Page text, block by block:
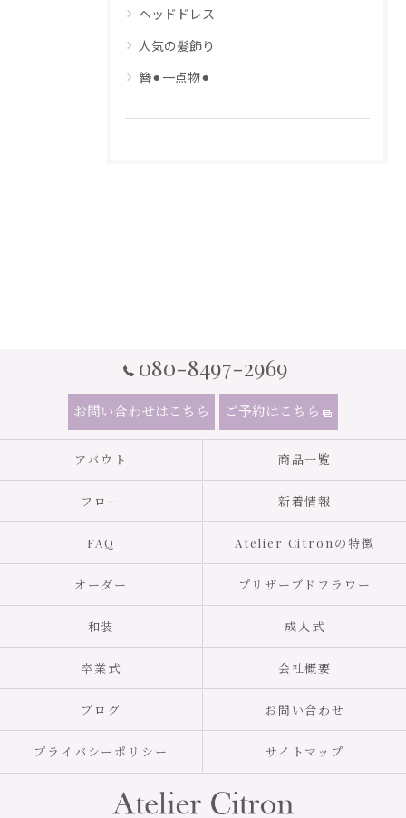
ヘッドドレス
人気の髪飾り
簪⚫︎一点物⚫︎
080-8497-2969
お問い合わせはこちら ご予約はこちら
アバウト 商品一覧
フロー 新着情報
FAQ Atelier Citronの特徴
オーダー プリザーブドフラワー
和装 成人式
卒業式 会社概要
ブログ お問い合わせ
プライバシーポリシー サイトマップ